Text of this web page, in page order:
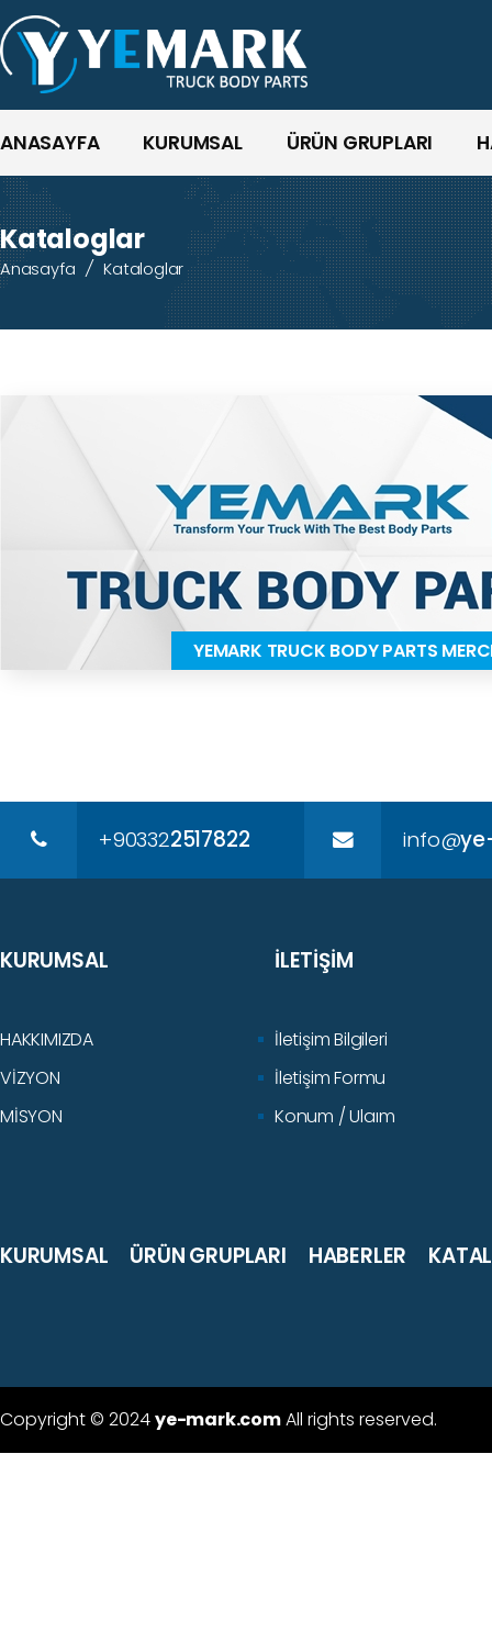
ANASAYFA KURUMSAL ÜRÜN GRUPLARI
Kataloglar
Anasayfa / Kataloglar
YEMARK TRUCK BODY PARTS
+903322517822 info@
KURUMSAL
HAKKIMIZDA
VİZYON
MİSYON
İLETİŞİM
İletişim Bilgileri
İletişim Formu
Konum / Ulaım
KURUMSAL ÜRÜN GRUPLARI HABERLER
Copyright © 2024ye-mark.comAll rights reserved.